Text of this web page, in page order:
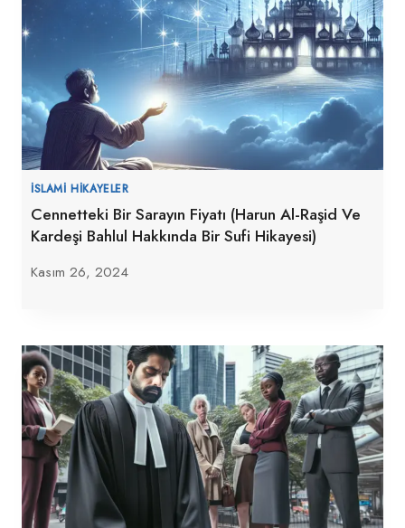
İSLAMI HIKAYELER
Cennetteki Bir Sarayın Fiyatı (Harun Al-Raşid Ve
Kardeşi Bahlul Hakkında Bir Sufi Hikayesi)
Kasım 26, 2024